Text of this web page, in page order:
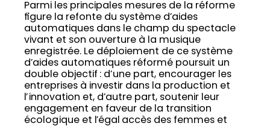
Parmi les principales mesures de la réforme
figure la refonte du système d’aides
automatiques dans le champ du spectacle
vivant et son ouverture à la musique
enregistrée. Le déploiement de ce système
d’aides automatiques réformé poursuit un
double objectif : d’une part, encourager les
entreprises à investir dans la production et
l’innovation et, d’autre part, soutenir leur
engagement en faveur de la transition
écologique et l’égal accès des femmes et